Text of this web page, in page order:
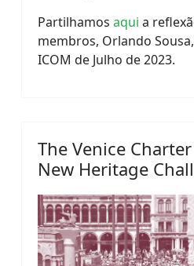
Partilhamos aqui a
membros, Orlando
ICOM de Julho de 2023.
The Venice
New Heritage